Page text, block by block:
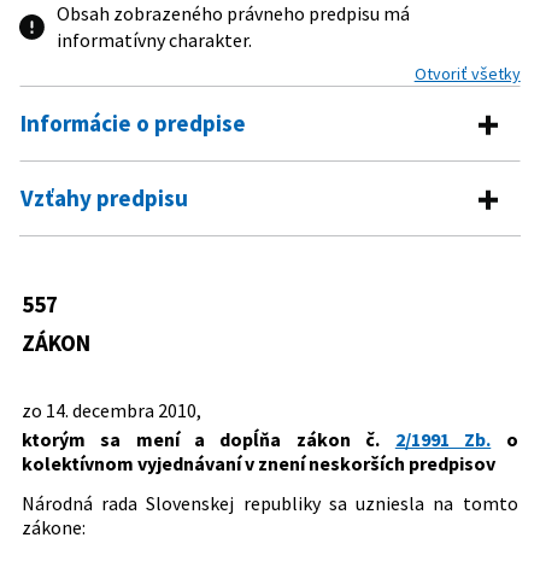
Obsah zobrazeného právneho predpisu má
informatívny charakter.
Otvoriť všetky
Informácie o predpise
Číslo predpisu:
557/2010 Z. z.
Typ:
Dátum vyhlásenia: 31.12.2010
Autor: Národná rada Slovenskej republiky
Kolektívne pracovno-právne vzťahy
Nachádza sa v čiastke:
Vzťahy predpisu
557
ZÁKON
zo 14. decembra 2010,
ktorým sa mení a dopĺňa zákon č. 2/1991 Zb. o
kolektívnom vyjednávaní v znení neskorších predpisov
Národná rada Slovenskej republiky sa uzniesla na tomto
zákone: